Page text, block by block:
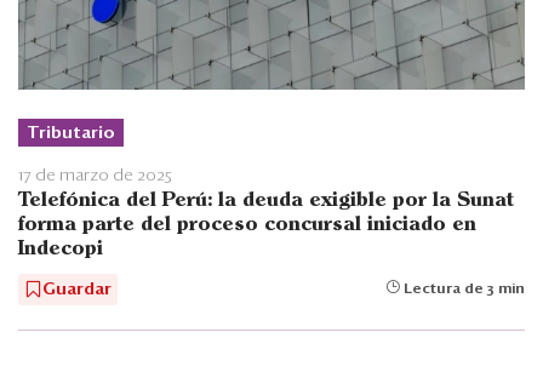
Tributario
17 de marzo de 2025
Telefónica del Perú: la deuda exigible por la Sunat
forma parte del proceso concursal iniciado en
Indecopi
Guardar Lectura de 3 min